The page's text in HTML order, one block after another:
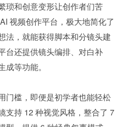
琐和创意变形让创作者们苦
视频创作平台，极大地简化了
法，就能获得脚本和分镜头建
台还提供镜头编排、对白补
等功能。
门槛，即便是初学者也能轻松
支持 12 种视觉风格，整合了 7